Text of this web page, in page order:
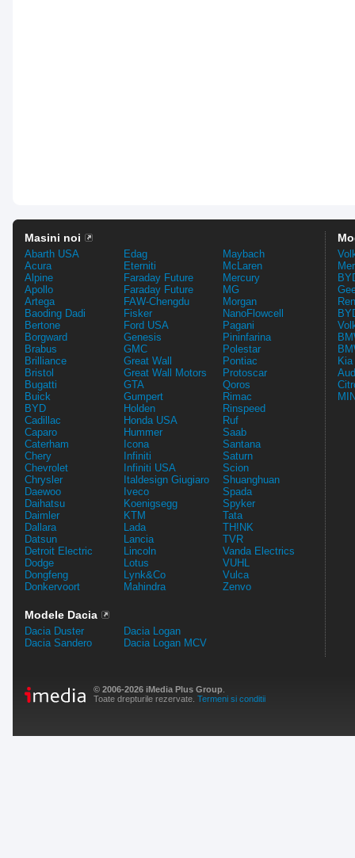
Masini noi
Abarth USA
Acura
Alpine
Apollo
Artega
Baoding Dadi
Bertone
Borgward
Brabus
Brilliance
Bristol
Bugatti
Buick
BYD
Cadillac
Caparo
Caterham
Chery
Chevrolet
Chrysler
Daewoo
Daihatsu
Daimler
Dallara
Datsun
Detroit Electric
Dodge
Dongfeng
Donkervoort
Edag
Eterniti
Faraday Future
Faraday Future
FAW-Chengdu
Fisker
Ford USA
Genesis
GMC
Great Wall
Great Wall Motors
GTA
Gumpert
Holden
Honda USA
Hummer
Icona
Infiniti
Infiniti USA
Italdesign Giugiaro
Iveco
Koenigsegg
KTM
Lada
Lancia
Lincoln
Lotus
Lynk&Co
Mahindra
Maybach
McLaren
Mercury
MG
Morgan
NanoFlowcell
Pagani
Pininfarina
Polestar
Pontiac
Protoscar
Qoros
Rimac
Rinspeed
Ruf
Saab
Santana
Saturn
Scion
Shuanghuan
Spada
Spyker
Tata
TH!NK
TVR
Vanda Electrics
VUHL
Vulca
Zenvo
Modele Dacia
Dacia Duster
Dacia Sandero
Dacia Logan
Dacia Logan MCV
© 2006-2026 iMedia Plus Group
Toate drepturile rezervate. Termeni si conditii